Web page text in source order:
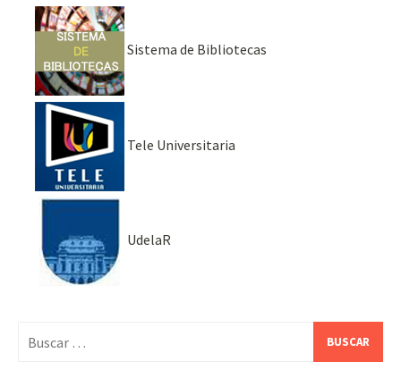
Sistema de Bibliotecas
Tele Universitaria
UdelaR